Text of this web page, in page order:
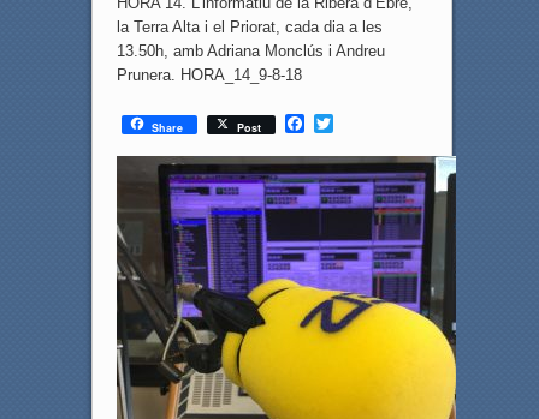
la Terra Alta i el Priorat, cada dia a les
13.50h, amb Adriana Monclús i Andreu
Prunera. HORA_14_9-8-18
Share Post
F
c
e
b
o
k
T
i
t
t
r